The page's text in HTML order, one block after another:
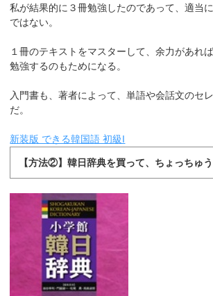
私が結果的に３冊勉強したのであって、適当
ではない。
１冊のテキストをマスターして、余力があれ
勉強するのもためになる。
入門書も、著者によって、単語や会話文のセ
だ。
新装版 できる韓国語 初級I
【方法②】韓日辞典を買って、ちょっちゅ